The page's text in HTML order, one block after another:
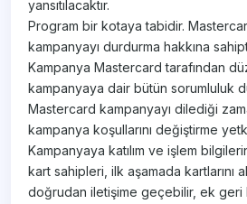
yansıtılacaktır.
Program bir kotaya tabidir.
kampanyayı durdurma hakkına
Kampanya Mastercard tarafından
kampanyaya dair bütün sorumluluk
Mastercard kampanyayı dilediği
kampanya koşullarını değiştirme
Kampanyaya katılım ve işlem
kart sahipleri, ilk aşamada kartlarını
doğrudan iletişime geçebilir, ek geri